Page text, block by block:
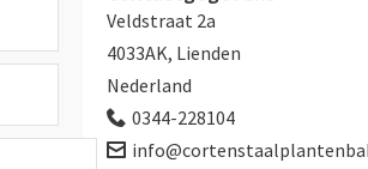
Veldstraat 2a
4033AK, Lienden
Nederland
0344-228104